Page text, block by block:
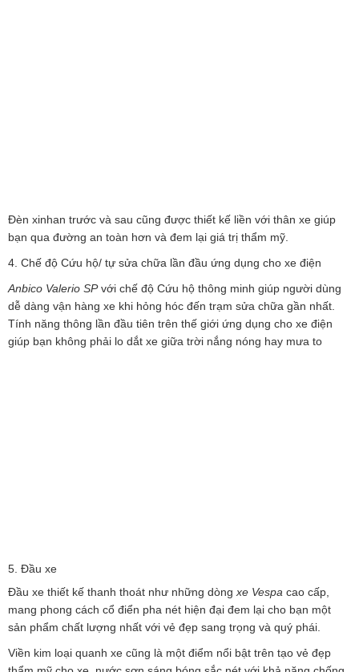
Đèn xinhan trước và sau cũng được thiết kế liền với thân xe giúp
bạn qua đường an toàn hơn và đem lại giá trị thẩm mỹ.
4. Chế độ Cứu hộ/ tự sửa chữa lần đầu ứng dụng cho xe điện
Anbico Valerio SPvới chế độ Cứu hộ thông minh giúp người dùng
dễ dàng vận hàng xe khi hỏng hóc đến trạm sửa chữa gần nhất.
Tính năng thông lần đầu tiên trên thế giới ứng dụng cho xe điện
giúp bạn không phải lo dắt xe giữa trời nắng nóng hay mưa to
5. Đầu xe
Đầu xe thiết kế thanh thoát như những dòngxe Vespa cao cấp,
mang phong cách cổ điển pha nét hiện đại đem lại cho bạn một
sản phẩm chất lượng nhất với vẻ đẹp sang trọng và quý phái.
Viền kim loại quanh xe cũng là một điểm nổi bật trên tạo vẻ đẹp